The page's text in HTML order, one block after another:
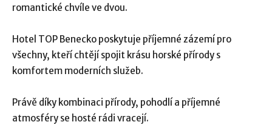
romantické chvíle ve dvou.
Hotel TOP Benecko poskytuje příjemné zázemí pro
všechny, kteří chtějí spojit krásu horské přírody s
komfortem moderních služeb.
Právě díky kombinaci přírody, pohodlí a příjemné
atmosféry se hosté rádi vracejí.